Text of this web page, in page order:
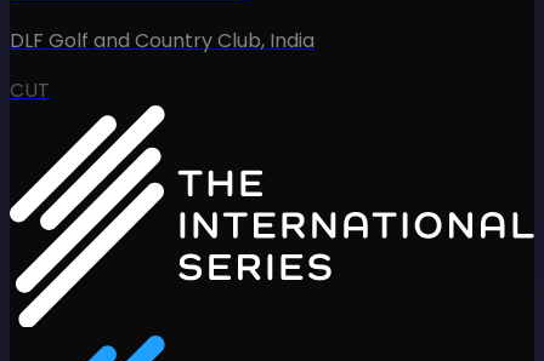
DLF Golf and Country Club, India
CUT